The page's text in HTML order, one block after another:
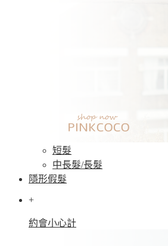
短髮
中長髮/長髮
隱形假髮
+
約會小心計